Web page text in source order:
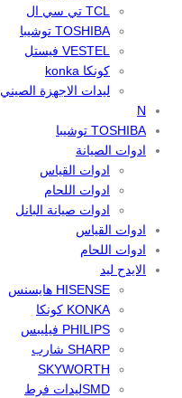
TCL تي سي ال
TOSHIBA توشيبا
VESTEL فيستل
كونكا konka
ليدات الاجهزة الصيني
N
TOSHIBA توشيبا
ادوات الصيانة
ادوات القياس
ادوات اللحام
ادوات صيانة البانل
ادوات القياس
ادوات اللحام
الايدح ليد
HISENSE هايسنس
KONKA كونكا
PHILIPS فيليبس
SHARP شارب
SKYWORTH
SMDليدات فرط